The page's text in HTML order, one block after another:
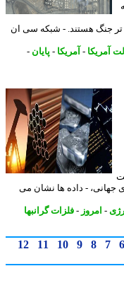
جنگ هستند. - شبکه سی ان
- آمریکا- پایان-
- داده ها نشان می
امروز- فلزات گرانبها
7
8
9
10
11
12